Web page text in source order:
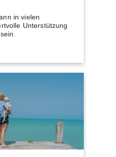
in vielen
Unterstützung